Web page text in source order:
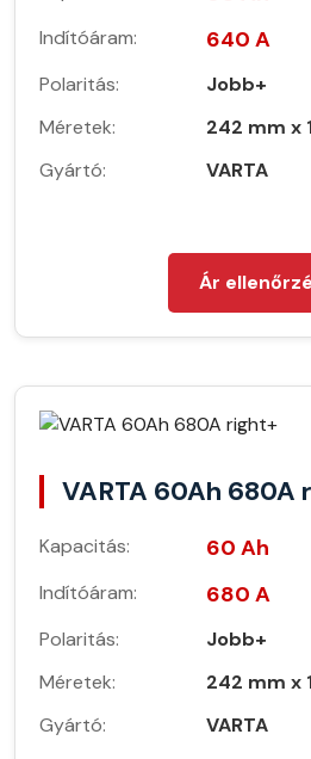
Indítóáram: 640 A
Polaritás:
Jobb+
Méretek:
242 mm x
Gyártó:
VARTA
Ár
VARTA 60Ah 680A
Kapacitás: 60 Ah
Indítóáram: 680 A
Polaritás:
Jobb+
Méretek:
242 mm x
Gyártó:
VARTA